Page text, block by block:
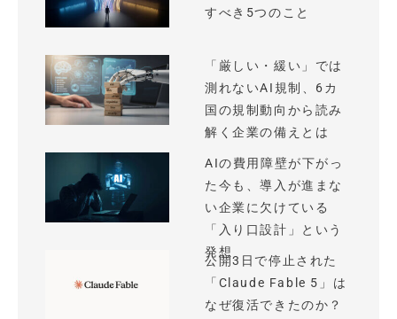
すべき5つのこと
「厳しい・緩い」では
測れないAI規制、6カ
国の規制動向から読み
解く企業の備えとは
AIの費用障壁が下がっ
た今も、導入が進まな
い企業に欠けている
「入り口設計」という
発想
公開3日で停止された
「Claude Fable 5」は
なぜ復活できたのか？